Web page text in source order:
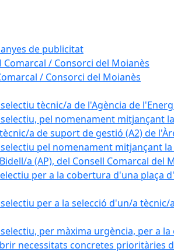
de publicitat
/ Consorci del Moianès
/ Consorci del Moianès
tècnic/a de l'Agència de
selectiu, pel nomenament
a de suport de gestió (A2) de
selectiu pel nomenament
a (AP), del Consell Comarcal del
per a la cobertura d'una
per a la selecció d'un/a
per màxima urgència, per a
necessitats concretes prioritàries